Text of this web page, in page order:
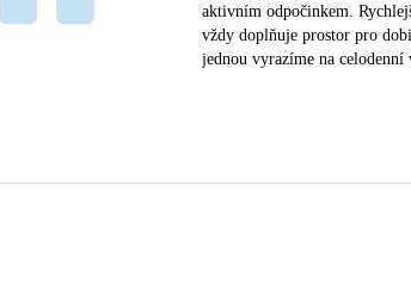
aktivním odpočinkem.
vždy doplňuje prostor pro
jednou vyrazíme na celodenní